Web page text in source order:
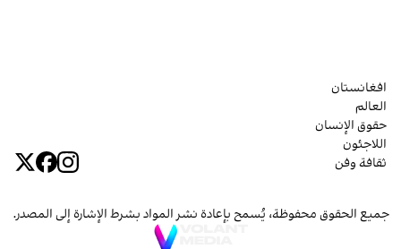
افغانستان
العالم
حقوق الإنسان
اللاجئون
ثقافة وفن
جميع الحقوق محفوظة، يُسمح بإعادة نشر المواد بشرط الإشارة إلى المصدر.